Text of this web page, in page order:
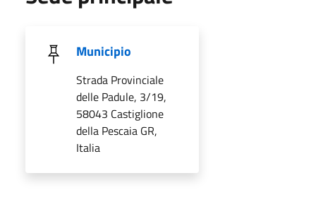
Municipio
Strada Provinciale
delle Padule, 3/19,
58043 Castiglione
della Pescaia GR,
Italia